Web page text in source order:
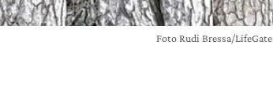
Foto Rudi Bressa/LifeGate